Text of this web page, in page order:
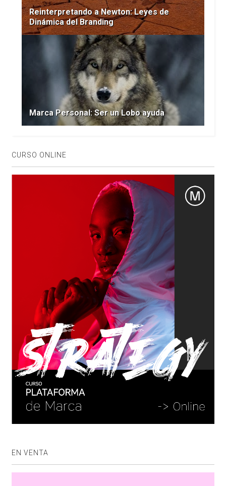
Reinterpretando a Newton: Leyes de
Dinámica del Branding
Marca Personal: Ser un Lobo ayuda
CURSO ONLINE
EN VENTA